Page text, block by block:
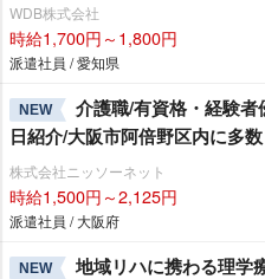
WDB株式会社
時給1,700円～1,800円
派遣社員 / 愛知県
NEW
介護職/有資格・経験
日紹介/大阪市阿倍野区内に多
株式会社ニッソーネット
時給1,500円～2,125円
派遣社員 / 大阪府
NEW
地域リハに携わる理学